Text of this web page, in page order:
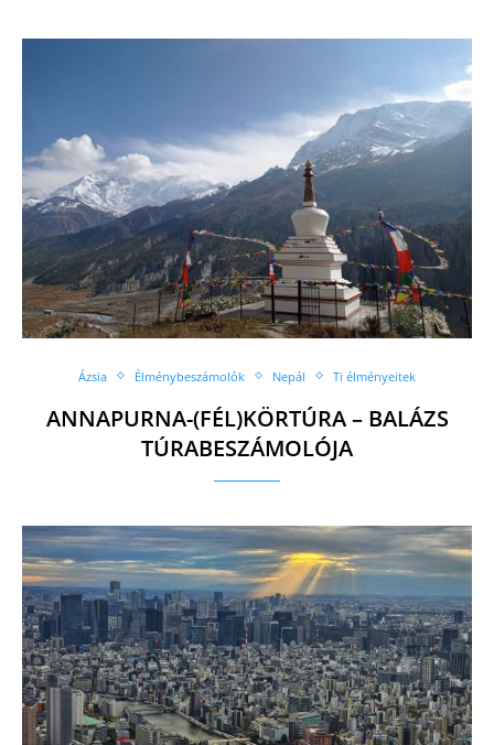
Ázsia Élménybeszámolók Nepál Ti élményeitek
ANNAPURNA-(FÉL)KÖRTÚRA – BALÁZS
TÚRABESZÁMOLÓJA